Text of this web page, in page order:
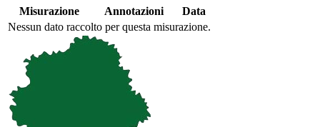
Misurazione Annotazioni
Data
Nessun dato raccolto per questa misurazione.